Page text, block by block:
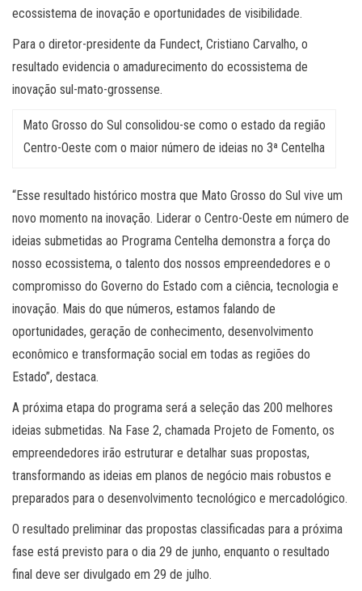
ecossistema de inovação e oportunidades de visibilidade.
Para o diretor-presidente da Fundect, Cristiano Carvalho, o
resultado evidencia o amadurecimento do ecossistema de
inovação sul-mato-grossense.
Mato Grosso do Sul consolidou-se como o estado da região
Centro-Oeste com o maior número de ideias no 3ª Centelha
“Esse resultado histórico mostra que Mato Grosso do Sul vive um
novo momento na inovação. Liderar o Centro-Oeste em número de
ideias submetidas ao Programa Centelha demonstra a força do
nosso ecossistema, o talento dos nossos empreendedores e o
compromisso do Governo do Estado com a ciência, tecnologia e
inovação. Mais do que números, estamos falando de
oportunidades, geração de conhecimento, desenvolvimento
econômico e transformação social em todas as regiões do
Estado”, destaca.
A próxima etapa do programa será a seleção das 200 melhores
ideias submetidas. Na Fase 2, chamada Projeto de Fomento, os
empreendedores irão estruturar e detalhar suas propostas,
transformando as ideias em planos de negócio mais robustos e
preparados para o desenvolvimento tecnológico e mercadológico.
O resultado preliminar das propostas classificadas para a próxima
fase está previsto para o dia 29 de junho, enquanto o resultado
final deve ser divulgado em 29 de julho.